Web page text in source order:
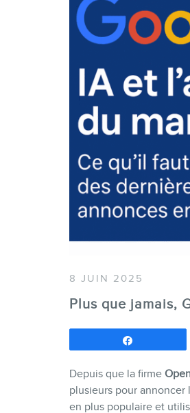
8 JUIN 2025
Plus que jamais,
Depuis que la firme
plusieurs pour
en plus populaire et